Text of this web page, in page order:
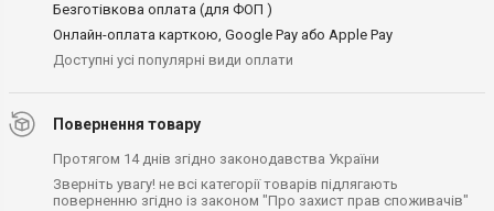
Безготівкова оплата (для ФОП )
Онлайн-оплата карткою, Google Pay або Apple Pay
Доступні усі популярні види оплати
Повернення товару
Протягом 14 днів згідно законодавства України
Зверніть увагу! не всі категорії товарів підлягають
поверненню згідно із законом "Про захист прав споживачів"